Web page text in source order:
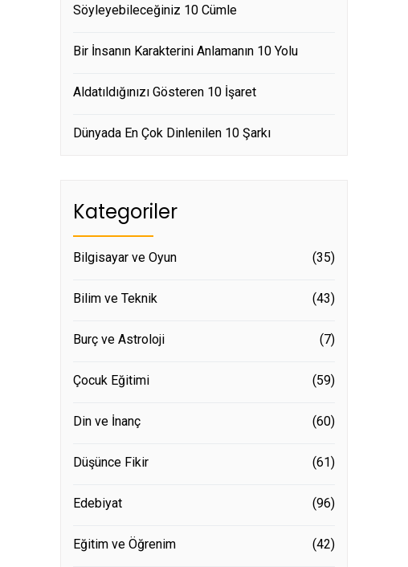
Söyleyebileceğiniz 10 Cümle
Bir İnsanın Karakterini Anlamanın 10 Yolu
Aldatıldığınızı Gösteren 10 İşaret
Dünyada En Çok Dinlenilen 10 Şarkı
Kategoriler
Bilgisayar ve Oyun (35)
Bilim ve Teknik (43)
Burç ve Astroloji (7)
Çocuk Eğitimi (59)
Din ve İnanç (60)
Düşünce Fikir (61)
Edebiyat (96)
Eğitim ve Öğrenim (42)